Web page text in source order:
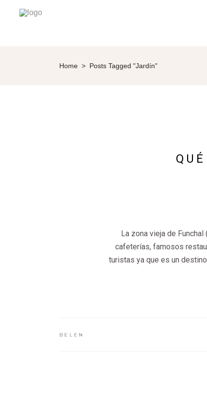
Home > Posts Tagged "jardín"
La zona vieja de
cafeterías, famosos
turistas ya que es un
BELEN